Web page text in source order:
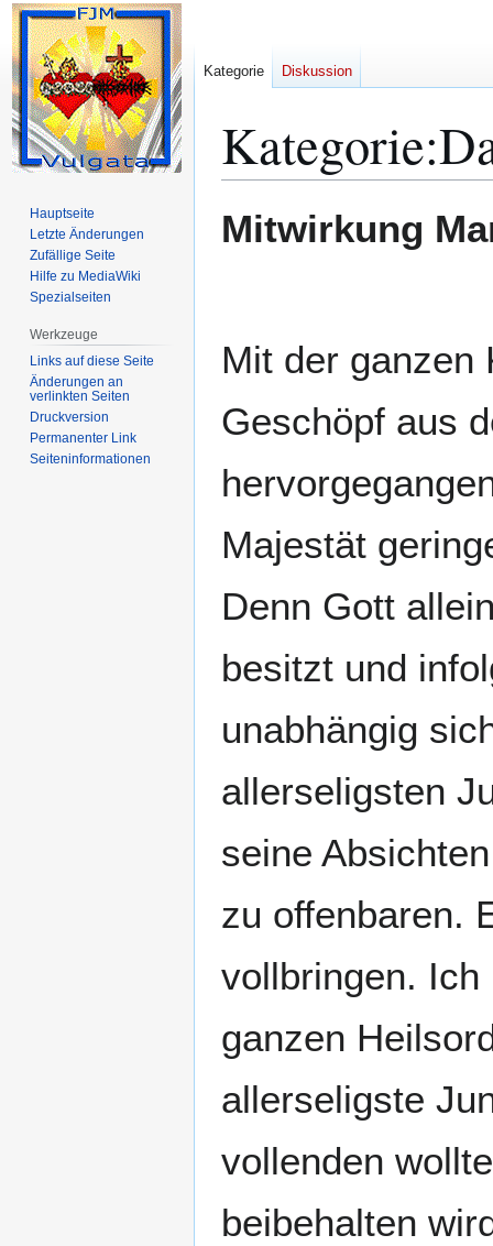
Kategorie:
Navigation
Suche
Mitwirkung
Mit der ganzen
Geschöpf aus
Majestät
Denn Gott
besitzt und
unabhängig
allerseligsten
seine
zu offenbaren.
vollbringen.
ganzen
allerseligste
vollenden
beibehalten
Kategorie Diskussion
Hauptseite
Letzte Änderungen
Zufällige Seite
Hilfe zu MediaWiki
Spezialseiten
Werkzeuge
Links auf diese Seite
Änderungen an
verlinkten Seiten
Druckversion
Permanenter Link
Seiten­­informationen